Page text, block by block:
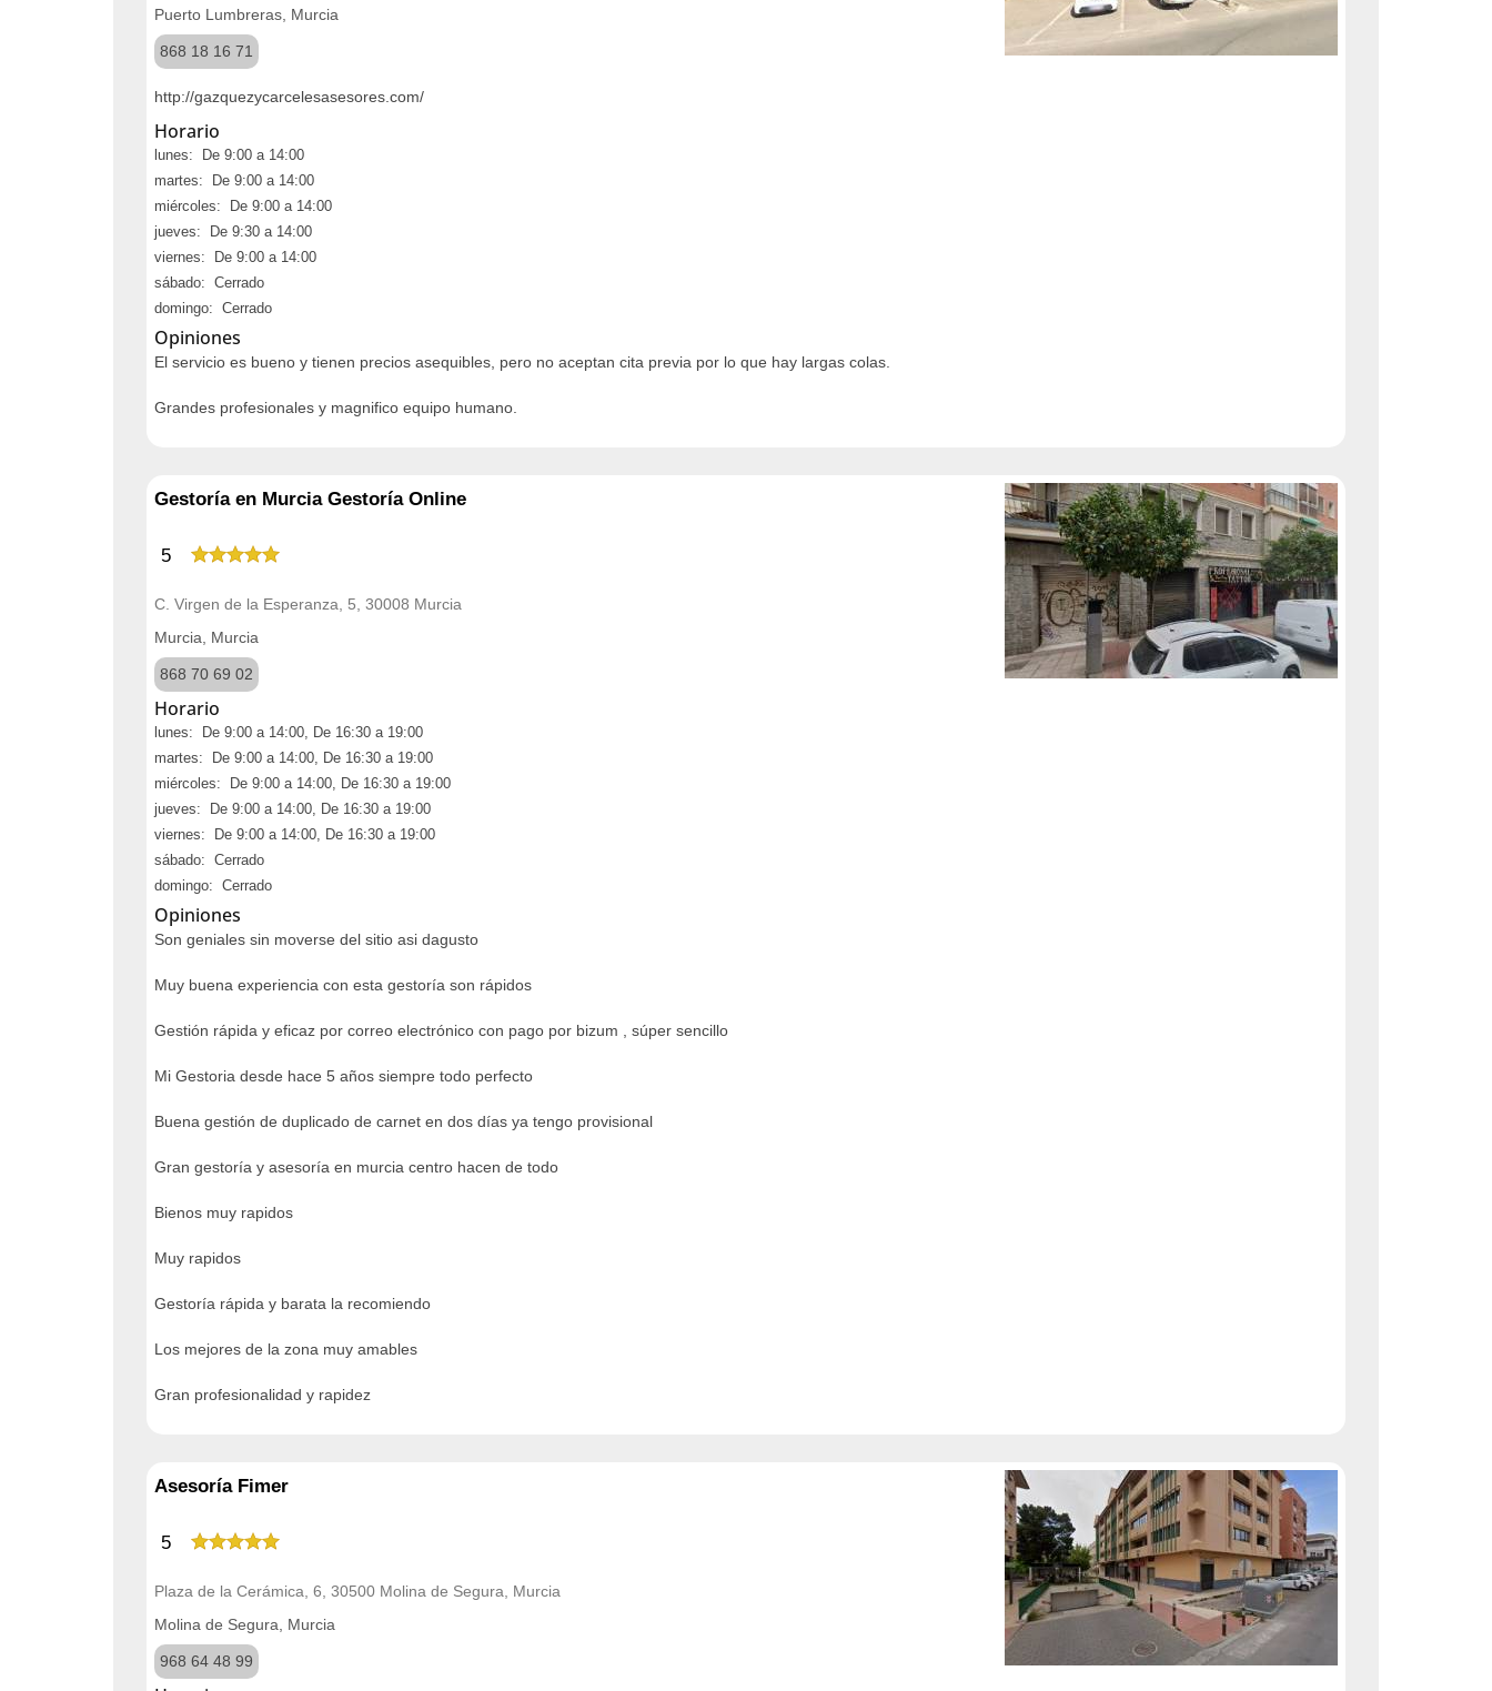
Puerto Lumbreras, Murcia
868 18 16 71
http://gazquezycarcelesasesores.com/
Horario
lunes: De 9:00 a 14:00
martes: De 9:00 a 14:00
miércoles: De 9:00 a 14:00
jueves: De 9:30 a 14:00
viernes: De 9:00 a 14:00
sábado: Cerrado
domingo: Cerrado
Opiniones
El servicio es bueno y tienen precios asequibles, pero no aceptan cita previa por lo que hay largas colas.
Grandes profesionales y magnifico equipo humano.
Gestoría en Murcia Gestoría Online
5
C. Virgen de la Esperanza, 5, 30008 Murcia
Murcia, Murcia
868 70 69 02
Horario
lunes: De 9:00 a 14:00, De 16:30 a 19:00
martes: De 9:00 a 14:00, De 16:30 a 19:00
miércoles: De 9:00 a 14:00, De 16:30 a 19:00
jueves: De 9:00 a 14:00, De 16:30 a 19:00
viernes: De 9:00 a 14:00, De 16:30 a 19:00
sábado: Cerrado
domingo: Cerrado
Opiniones
Son geniales sin moverse del sitio asi dagusto
Muy buena experiencia con esta gestoría son rápidos
Gestión rápida y eficaz por correo electrónico con pago por bizum , súper sencillo
Mi Gestoria desde hace 5 años siempre todo perfecto
Buena gestión de duplicado de carnet en dos días ya tengo provisional
Gran gestoría y asesoría en murcia centro hacen de todo
Bienos muy rapidos
Muy rapidos
Gestoría rápida y barata la recomiendo
Los mejores de la zona muy amables
Gran profesionalidad y rapidez
Asesoría Fimer
5
Plaza de la Cerámica, 6, 30500 Molina de Segura, Murcia
Molina de Segura, Murcia
968 64 48 99